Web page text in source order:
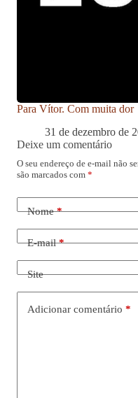
Para Vítor. Com muita dor
31 de dezembro de
Deixe um comentário
O seu endereço de e-mail não
são marcados com *
Nome*
E-mail*
Site
Adicionar comentário *